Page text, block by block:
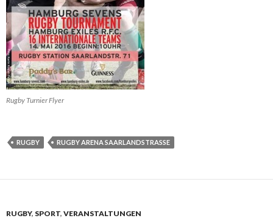
Rugby Turnier Flyer
RUGBY RUGBY ARENA SAARLANDSTRASSE
RUGBY, SPORT, VERANSTALTUNGEN